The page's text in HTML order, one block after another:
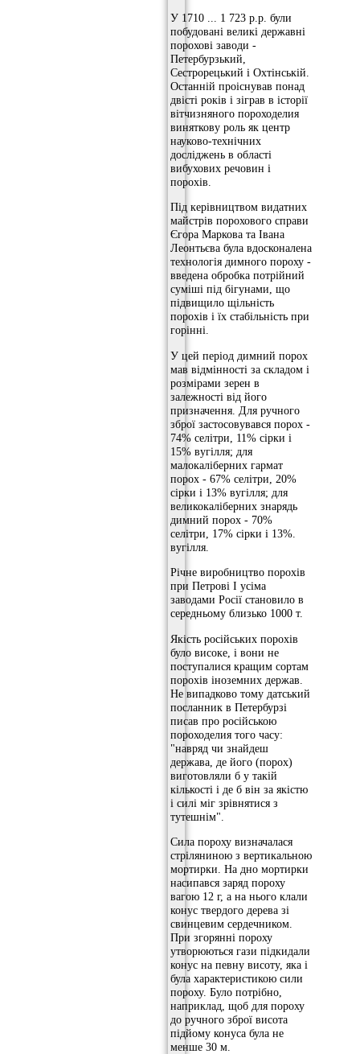
У 1710 ... 1 723 р.р. були
побудовані великі державні
порохові заводи -
Петербурзький,
Сестрорецький і Охтінській.
Останній проіснував понад
двісті років і зіграв в історії
вітчизняного пороходелия
виняткову роль як центр
науково-технічних
досліджень в області
вибухових речовин і
порохів.
Під керівництвом видатних
майстрів порохового справи
Єгора Маркова та Івана
Леонтьєва була вдосконалена
технологія димного пороху -
введена обробка потрійний
суміші під бігунами, що
підвищило щільність
порохів і їх стабільність при
горінні.
У цей період димний порох
мав відмінності за складом і
розмірами зерен в
залежності від його
призначення. Для ручного
зброї застосовувався порох -
74% селітри, 11% сірки і
15% вугілля; для
малокаліберних гармат
порох - 67% селітри, 20%
сірки і 13% вугілля; для
великокаліберних знарядь
димний порох - 70%
селітри, 17% сірки і 13%.
вугілля.
Річне виробництво порохів
при Петрові I усіма
заводами Росії становило в
середньому близько 1000 т.
Якість російських порохів
було високе, і вони не
поступалися кращим сортам
порохів іноземних держав.
Не випадково тому датський
посланник в Петербурзі
писав про російською
пороходелия того часу:
"навряд чи знайдеш
держава, де його (порох)
виготовляли б у такій
кількості і де б він за якістю
і силі міг зрівнятися з
тутешнім".
Сила пороху визначалася
стріляниною з вертикальною
мортирки. На дно мортирки
насипався заряд пороху
вагою 12 г, а на нього клали
конус твердого дерева зі
свинцевим сердечником.
При згорянні пороху
утворюються гази підкидали
конус на певну висоту, яка і
була характеристикою сили
пороху. Було потрібно,
наприклад, щоб для пороху
до ручного зброї висота
підйому конуса була не
менше 30 м.